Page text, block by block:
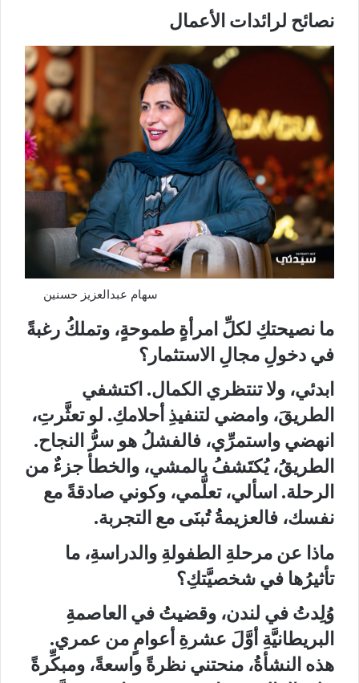
نصائح لرائدات الأعمال
سهام عبدالعزيز حسنين
ما نصيحتكِ لكلِّ امرأةٍ طموحةٍ، وتملكُ رغبةً
في دخولِ مجالِ الاستثمار؟
ابدئي، ولا تنتظري الكمال. اكتشفي
الطريقَ، وامضي لتنفيذِ أحلامكِ. لو تعثَّرتِ،
انهضي واستمرِّي، فالفشلُ هو سرُّ النجاح.
الطريقُ، یُكتَشفُ بالمشي، والخطأ جزءٌ من
الرحلة. اسألي، تعلَّمي، وكوني صادقةً مع
نفسك، فالعزيمةُ تُبنَى مع التجربة.
ماذا عن مرحلةِ الطفولةِ والدراسةِ، ما
تأثيرُها في شخصيَّتكِ؟
وُلِدتُ في لندن، وقضيتُ في العاصمةِ
البريطانيَّةِ أوَّلَ عشرةِ أعوامٍ من عمري.
هذه النشأةُ، منحتني نظرةً واسعةً، ومبكِّرةً